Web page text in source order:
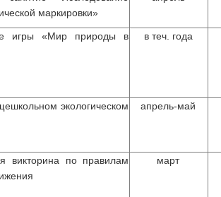
маркировки»
игры «Мир природы в
в теч. года
экологическом
апрель-май
викторина по правилам
март